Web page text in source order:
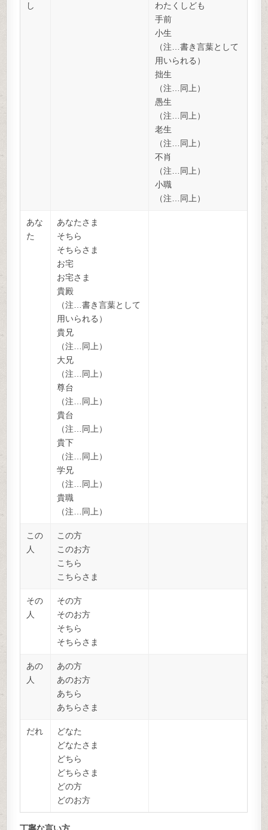
し
わたくしども
手前
小生
（注…書き言葉として
用いられる）
拙生
（注…同上）
愚生
（注…同上）
老生
（注…同上）
不肖
（注…同上）
小職
（注…同上）
あな
た
あなたさま
そちら
そちらさま
お宅
お宅さま
貴殿
（注…書き言葉として
用いられる）
貴兄
（注…同上）
大兄
（注…同上）
尊台
（注…同上）
貴台
（注…同上）
貴下
（注…同上）
学兄
（注…同上）
貴職
（注…同上）
この
人
この方
このお方
こちら
こちらさま
その
人
その方
そのお方
そちら
そちらさま
あの
人
あの方
あのお方
あちら
あちらさま
だれ
どなた
どなたさま
どちら
どちらさま
どの方
どのお方